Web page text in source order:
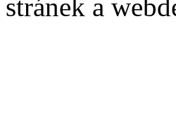
stránek a